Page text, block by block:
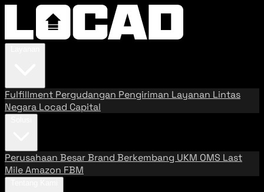
Fulfillment Pergudangan Pengiriman Layanan Lintas
Negara Locad Capital
Perusahaan BesarBrand Berkembang UKM OMS Last
MileAmazon FBM